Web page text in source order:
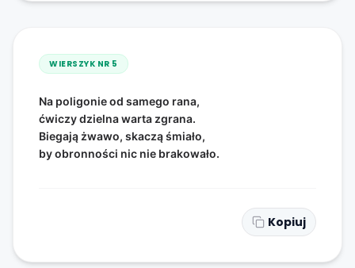
WIERSZYK NR 5
Na poligonie od samego rana,
ćwiczy dzielna warta zgrana.
Biegają żwawo, skaczą śmiało,
by obronności nic nie brakowało.
Kopiuj